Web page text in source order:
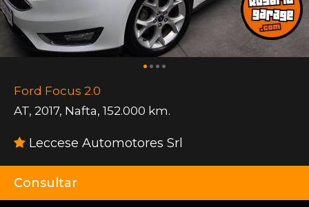
Ford Focus 2.0
AT, 2017, Nafta, 152.000 km.
Leccese Automotores Srl
Consultar